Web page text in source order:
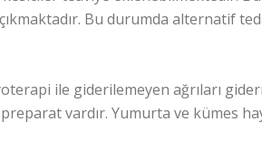
Bu durumda alternatif
ile giderilemeyen ağrıları
vardır. Yumurta ve kümes